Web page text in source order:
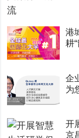
港
耕
企
为
开
京